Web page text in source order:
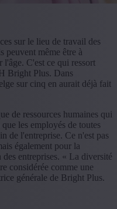
sur le lieu de travail des
peuvent même être à
C'est ce qui ressort
Bright Plus. Dans
sur cinq en aurait déjà fait
de ressources humaines qui
les employés de toutes
de l'entreprise. Ce n'est pas
également pour la
entreprises. « La diversité
considérée comme une
générale de Bright Plus.